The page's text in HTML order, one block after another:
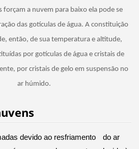
forçam a nuvem para baixo ela pode se
das gotículas de água. A constituição
então, de sua temperatura e altitude,
por gotículas de água e cristais de
por cristais de gelo em suspensão no
ar húmido.
devido ao resfriamento
do ar